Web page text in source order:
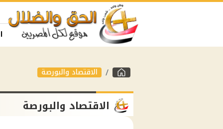
الاقتصاد والبورصة
الاقتصاد والبورصة